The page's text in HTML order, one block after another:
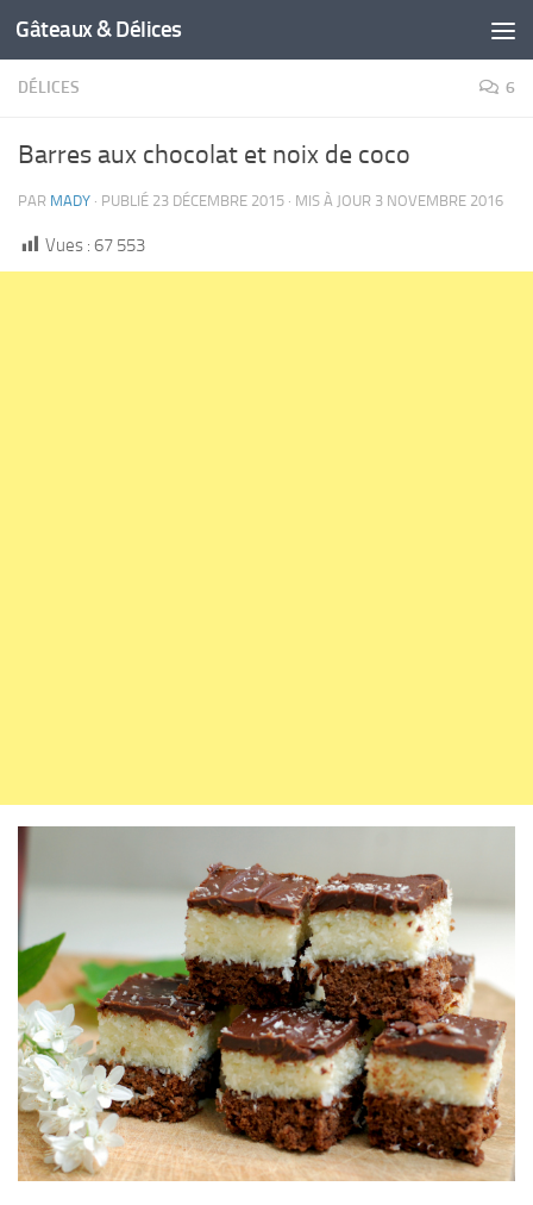
Gâteaux & Délices
DÉLICES 6
Barres aux chocolat et noix de coco
PAR MADY · PUBLIÉ 23 DÉCEMBRE 2015 · MIS À JOUR 3 NOVEMBRE 2016
Vues : 67 553